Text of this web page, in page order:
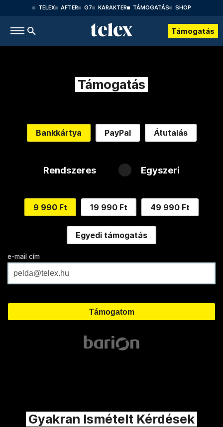
TELEX AFTER G7 KARAKTER TÁMOGATÁS SHOP
Támogatás
Támogatás
Bankkártya PayPal Átutalás
Rendszeres Egyszeri
9 990 Ft 19 990 Ft 49 990 Ft
Egyedi támogatás
e-mail cím
Gyakran Ismételt Kérdések